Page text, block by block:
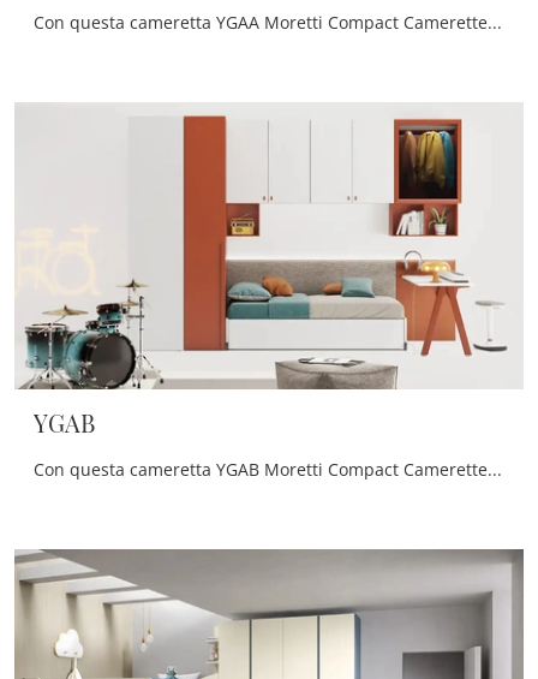
Con questa cameretta YGAA Moretti Compact Camerette, tra le soluzioni componibili, potrai ammobiliare stanze moderne per ragazzi.
YGAB
Con questa cameretta YGAB Moretti Compact Camerette, tra le soluzioni a ponte, potrai progettare stanze moderne per ragazzi.